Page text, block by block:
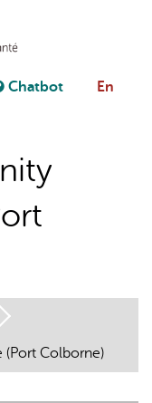
chatbot
Chatbot En
(Port Colborne)